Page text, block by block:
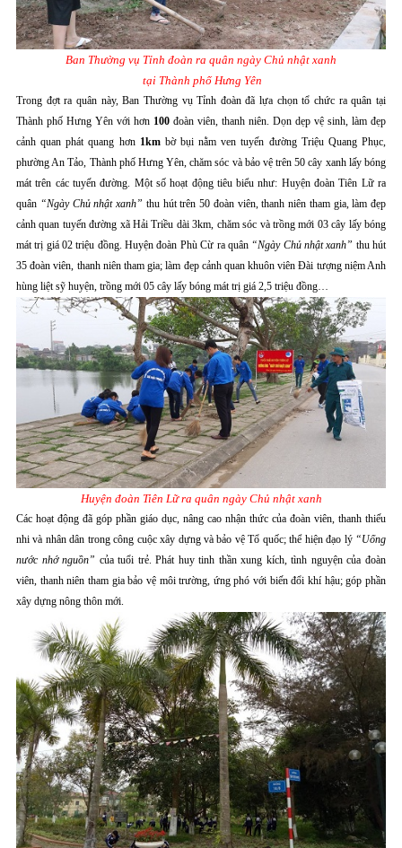
Ban Thường vụ Tỉnh đoàn ra quân ngày Chủ nhật xanh
tại Thành phố Hưng Yên
Trong đợt ra quân này, Ban Thường vụ Tỉnh đoàn đã lựa chọn tổ chức ra quân tại
Thành phố Hưng Yên với hơn 100 đoàn viên, thanh niên. Dọn dẹp vệ sinh, làm đẹp
cảnh quan phát quang hơn 1kmbờ bụi nằm ven tuyến đường Triệu Quang Phục,
phường An Tảo, Thành phố Hưng Yên, chăm sóc và bảo vệ trên 50 cây xanh lấy bóng
mát trên các tuyến đường. Một số hoạt động tiêu biểu như: Huyện đoàn Tiên Lữ ra
quân “Ngày Chủ nhật xanh” thu hút trên 50 đoàn viên, thanh niên tham gia, làm đẹp
cảnh quan tuyến đường xã Hải Triều dài 3km, chăm sóc và trồng mới 03 cây lấy bóng
mát trị giá 02 triệu đồng. Huyện đoàn Phù Cừ ra quân “Ngày Chủ nhật xanh” thu hút
35 đoàn viên, thanh niên tham gia; làm đẹp cảnh quan khuôn viên Đài tượng niệm Anh
hùng liệt sỹ huyện, trồng mới 05 cây lấy bóng mát trị giá 2,5 triệu đồng…
Huyện đoàn Tiên Lữ ra quân ngày Chủ nhật xanh
Các hoạt động đã góp phần giáo dục, nâng cao nhận thức của đoàn viên, thanh thiếu
nhi và nhân dân trong công cuộc xây dựng và bảo vệ Tổ quốc; thể hiện đạo lý “Uống
nước nhớ nguồn” của tuổi trẻ. Phát huy tinh thần xung kích, tình nguyện của đoàn
viên, thanh niên tham gia bảo vệ môi trường, ứng phó với biến đổi khí hậu; góp phần
xây dựng nông thôn mới.